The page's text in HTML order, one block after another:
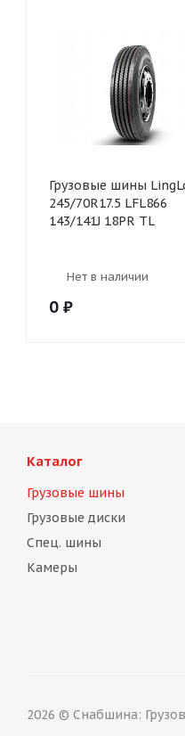
Грузовые шины
245/70R17.5 LFL866
143/141J 18PR TL
Нет в наличии
0 ₽
Каталог
Грузовые шины
Грузовые диски
Спец. шины
Камеры
2026 © Снабшина: